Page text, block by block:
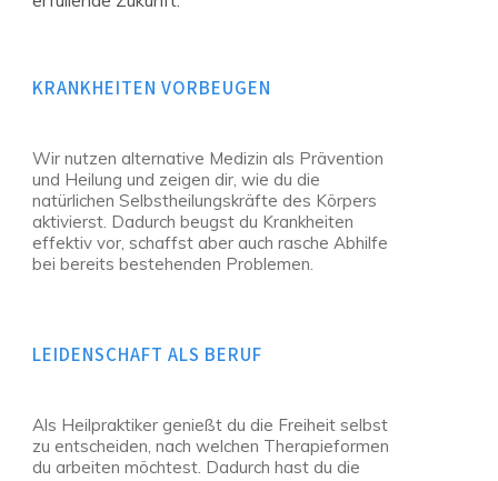
KRANKHEITEN VORBEUGEN
Wir nutzen alternative Medizin als Prävention
und Heilung und zeigen dir, wie du die
natürlichen Selbstheilungskräfte des Körpers
aktivierst. Dadurch beugst du Krankheiten
effektiv vor, schaffst aber auch rasche Abhilfe
bei bereits bestehenden Problemen.
LEIDENSCHAFT ALS BERUF
Als Heilpraktiker genießt du die Freiheit selbst
zu entscheiden, nach welchen Therapieformen
du arbeiten möchtest. Dadurch hast du die